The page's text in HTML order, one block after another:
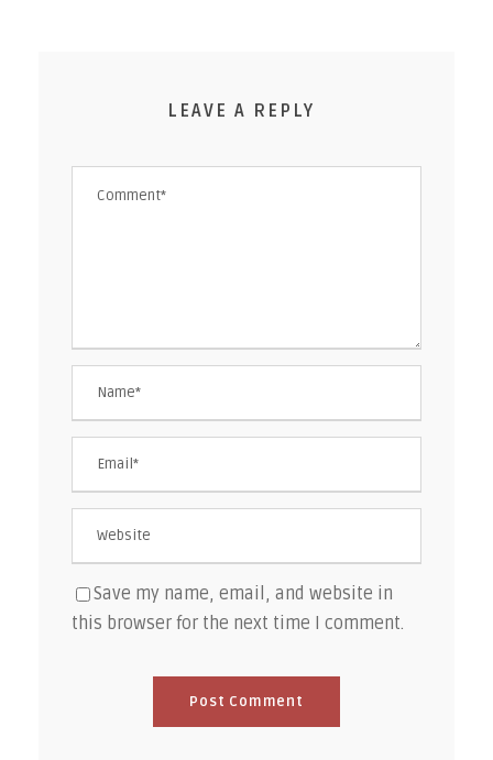
LEAVE A REPLY
Save my name, email, and website in
this browser for the next time I comment.